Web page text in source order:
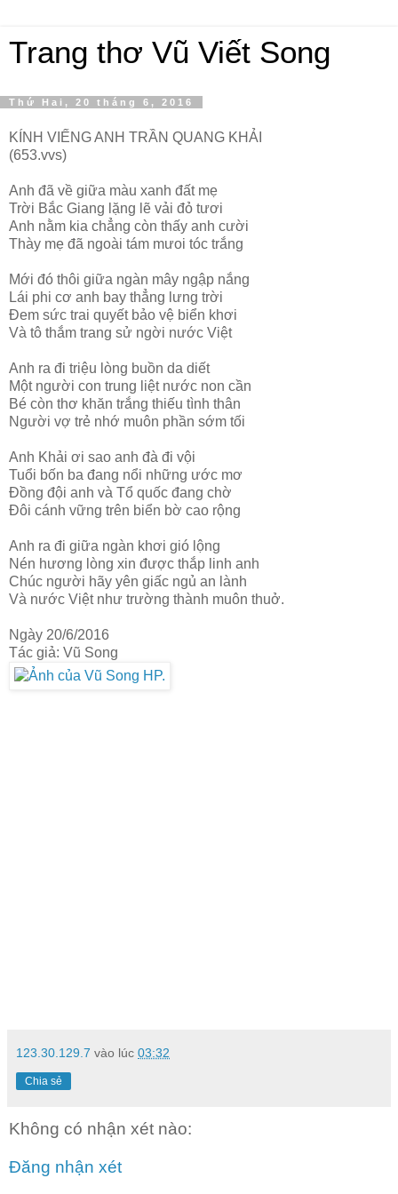
Trang thơ Vũ Viết Song
Thứ Hai, 20 tháng 6, 2016
KÍNH VIẾNG ANH TRẦN QUANG KHẢI
(653.vvs)
Anh đã về giữa màu xanh đất mẹ
Trời Bắc Giang lặng lẽ vải đỏ tươi
Anh nằm kia chẳng còn thấy anh cười
Thày mẹ đã ngoài tám mưoi tóc trắng
Mới đó thôi giữa ngàn mây ngập nắng
Lái phi cơ anh bay thẳng lưng trời
Đem sức trai quyết bảo vệ biển khơi
Và tô thắm trang sử ngời nước Việt
Anh ra đi triệu lòng buồn da diết
Một người con trung liệt nước non cần
Bé còn thơ khăn trắng thiếu tình thân
Người vợ trẻ nhớ muôn phần sớm tối
Anh Khải ơi sao anh đà đi vội
Tuổi bốn ba đang nổi những ước mơ
Đồng đội anh và Tổ quốc đang chờ
Đôi cánh vững trên biển bờ cao rộng
Anh ra đi giữa ngàn khơi gió lộng
Nén hương lòng xin được thắp linh anh
Chúc người hãy yên giấc ngủ an lành
Và nước Việt như trường thành muôn thuở.
Ngày 20/6/2016
Tác giả: Vũ Song
123.30.129.7 vào lúc 03:32
Chia sẻ
Không có nhận xét nào:
Đăng nhận xét